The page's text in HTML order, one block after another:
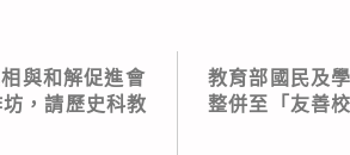
與和解促進會
，請歷史科教
教育部國民及
整併至「友善